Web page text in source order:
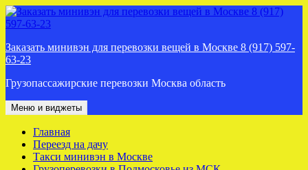
Перейти
к
Заказать минивэн для перевозки вещей в Москве 8 (917) 597-
63-23
Грузопассажирские перевозки Москва область
Меню и виджеты
Главная
Переезд на дачу
Такси минивэн в Москве